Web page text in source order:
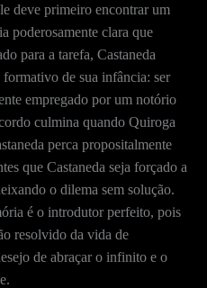
deve primeiro encontrar um
poderosamente clara que
para a tarefa, Castaneda
de sua infância: ser
empregado por um notório
culmina quando Quiroga
perca propositalmente
que Castaneda seja forçado a
o dilema sem solução.
é o introdutor perfeito, pois
resolvido da vida de
de abraçar o infinito e o